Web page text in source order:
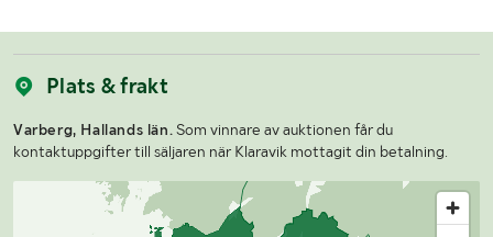
Plats & frakt
Varberg, Hallands län. Som vinnare av auktionen får du
kontaktuppgifter till säljaren när Klaravik mottagit din betalning.